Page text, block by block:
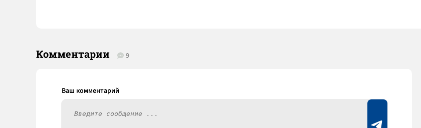
Комментарии 9